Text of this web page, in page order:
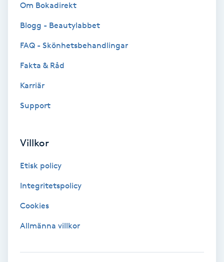
Klippning ungdom
Kosmetisk tatuering
Kostrådgivning
Kroppsinpackning
Kroppspeeling
Kärlbehandling
Om Bokadirekt
Blogg - Beautylabbet
FAQ - Skönhetsbehandlingar
Fakta & Råd
Karriär
Support
Villkor
Etisk policy
Integritetspolicy
Cookies
Allmänna villkor